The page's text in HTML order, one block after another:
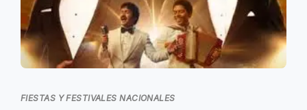
FIESTAS Y FESTIVALES NACIONALES